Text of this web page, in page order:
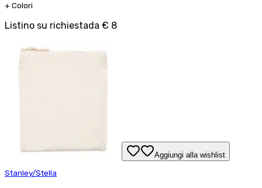
+ Colori
Listino su richiestada € 8
Aggiungi alla wishlist
Stanley/Stella